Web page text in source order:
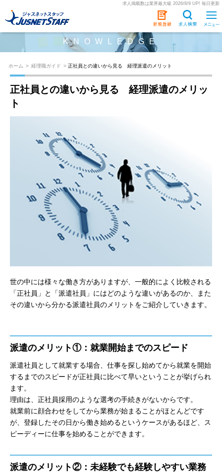
求人掲載数は業界最大級 2026/8/9 UP! 毎日更新
KNOWLEDGE
ホーム > 経理職ガイド > 正社員との違いから見る 経理派遣のメリット
正社員との違いから見る 経理派遣のメリッ
ト
世の中には様々な働き方がありますが、一般的によく比較される
「正社員」と「派遣社員」にはどのような違いがあるのか、また
その違いから分かる派遣社員のメリットをご紹介していきます。
派遣のメリット①：就業開始までのスピード
派遣社員として就業する場合、仕事を探し始めてから就業を開始
するまでのスピードが正社員に比べて早いということが挙げられ
ます。
理由は、正社員採用のような選考の手続きがないからです。
就業前に顔合わせをしてから業務が始まることがほとんどです
が、登録したその日から働き始めるというケースがあるほど、ス
ピーディーに仕事を始めることができます。
派遣のメリット②：未経験でも経験しやすい業務